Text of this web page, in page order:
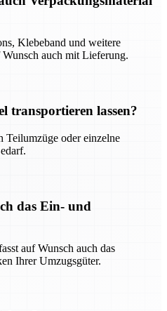
Klebeband und weitere
auch mit Lieferung.
transportieren lassen?
Teilumzüge oder einzelne
das Ein- und
auf Wunsch auch das
Ihrer Umzugsgüter.